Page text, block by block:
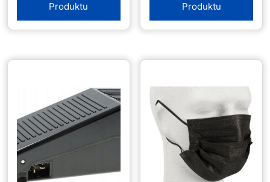
Produktu
Produktu